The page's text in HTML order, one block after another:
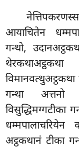
आयाचितेन
गन्थो,
गन्था अत्तनो
विसुद्धिमग्गटीका
धम्मपालाचरियेन
अट्ठकथानं टीका